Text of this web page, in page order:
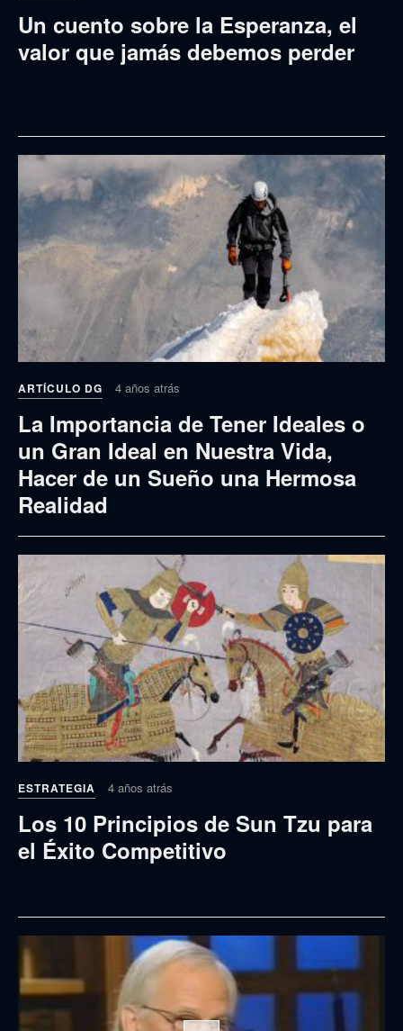
Un cuento sobre la Esperanza, el
valor que jamás debemos perder
ARTÍCULO DG 4 años atrás
La Importancia de Tener Ideales o
un Gran Ideal en Nuestra Vida,
Hacer de un Sueño una Hermosa
Realidad
ESTRATEGIA 4 años atrás
Los 10 Principios de Sun Tzu para
el Éxito Competitivo